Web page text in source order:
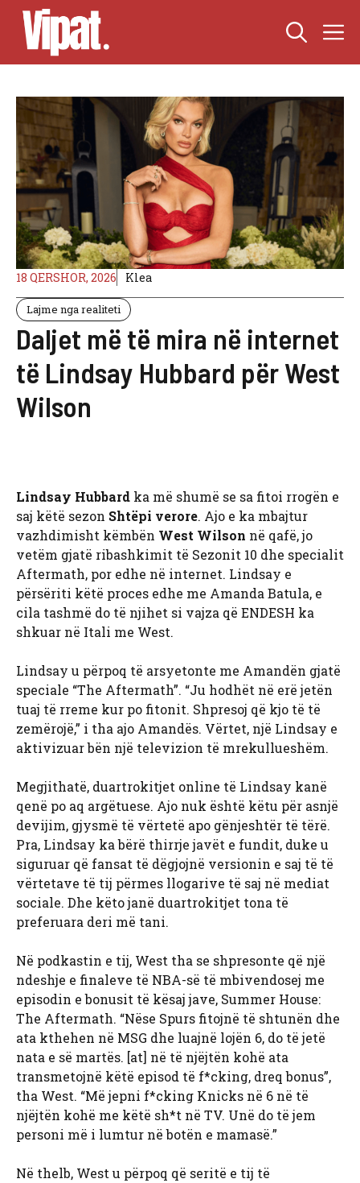
Skip
content
18 QERSHOR, 2026 Klea
Lajme nga realiteti
Daljet më të mira në internet
të Lindsay Hubbard për West
Wilson
Lindsay Hubbard ka më shumë se sa fitoi rrogën e
saj këtë sezon Shtëpi verore. Ajo e ka mbajtur
vazhdimisht këmbën West Wilson në qafë, jo
vetëm gjatë ribashkimit të Sezonit 10 dhe specialit
Aftermath, por edhe në internet. Lindsay e
përsëriti këtë proces edhe me Amanda Batula, e
cila tashmë do të njihet si vajza që ENDESH ka
shkuar në Itali me West.
Lindsay u përpoq të arsyetonte me Amandën gjatë
speciale “The Aftermath”. “Ju hodhët në erë jetën
tuaj të rreme kur po fitonit. Shpresoj që kjo të të
zemërojë,” i tha ajo Amandës. Vërtet, një Lindsay e
aktivizuar bën një televizion të mrekullueshëm.
Megjithatë, duartrokitjet online të Lindsay kanë
qenë po aq argëtuese. Ajo nuk është këtu për asnjë
devijim, gjysmë të vërtetë apo gënjeshtër të tërë.
Pra, Lindsay ka bërë thirrje javët e fundit, duke u
siguruar që fansat të dëgjojnë versionin e saj të të
vërtetave të tij përmes llogarive të saj në mediat
sociale. Dhe këto janë duartrokitjet tona të
preferuara deri më tani.
Në podkastin e tij, West tha se shpresonte që një
ndeshje e finaleve të NBA-së të mbivendosej me
episodin e bonusit të kësaj jave, Summer House:
The Aftermath. “Nëse Spurs fitojnë të shtunën dhe
ata kthehen në MSG dhe luajnë lojën 6, do të jetë
nata e së martës. [at] në të njëjtën kohë ata
transmetojnë këtë episod të f*cking, dreq bonus”,
tha West. “Më jepni f*cking Knicks në 6 në të
njëjtën kohë me këtë sh*t në TV. Unë do të jem
personi më i lumtur në botën e mamasë.”
Në thelb, West u përpoq që seritë e tij të